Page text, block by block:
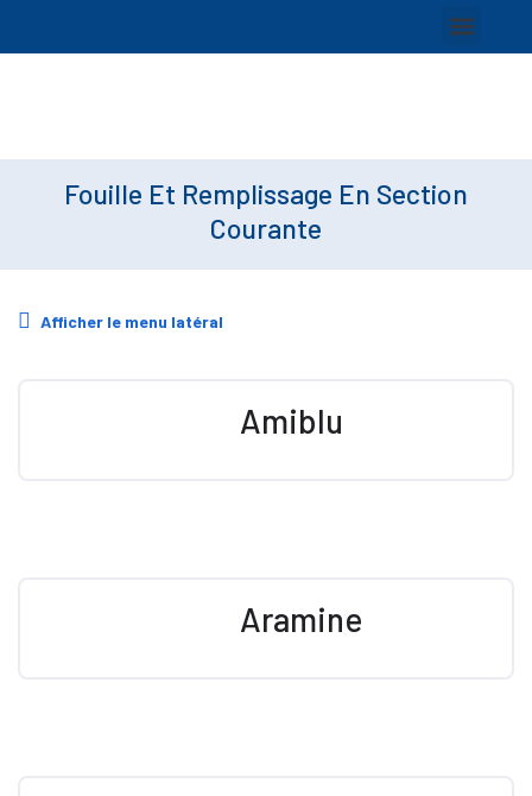
Fouille Et Remplissage En Section
Courante
Afficher le menu latéral
Amiblu
Aramine